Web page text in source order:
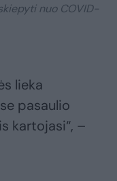
nuo COVID-
lieka
pasaulio
kartojasi“, –